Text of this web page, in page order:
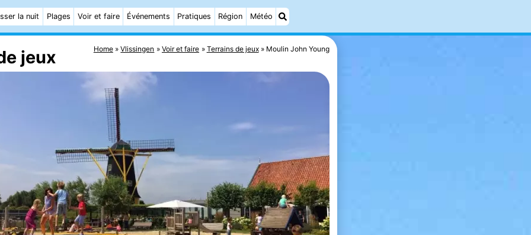
la nuit Plages Voir et faire Événements Pratiques Région Météo
Home Vlissingen Voir et faire Terrains de jeux Moulin John Young
jeux